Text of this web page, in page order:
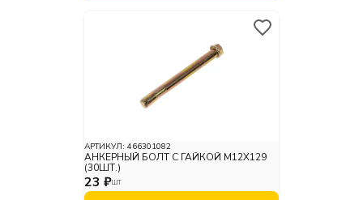
АРТИКУЛ: 466301082
АНКЕРНЫЙ БОЛТ С ГАЙКОЙ М12X129
(30ШТ.)
23 ₽ШТ